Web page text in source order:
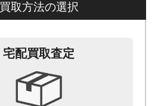
買取方法の選択
宅配買取査定